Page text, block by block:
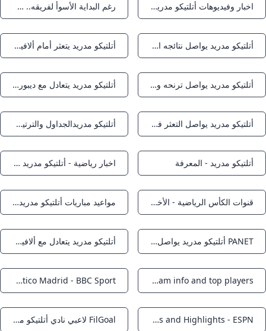
Notifications اخبار وفيديوهات أتلتيكو مدريد - بطولات Notifications رغم البداية الأسوأ لفريقه.. سيميوني غير قلق بشأن أتلتيكو مدريد القاهرة الاخبارية
Notifications أتلتيكو مدريد يواصل نتائجه السلبية بالتعادل أمام ألافيس في الدوري الإسباني - اليوم السابع Notifications أتلتيكو مدريد يتعثر أمام ألافيس ويواصل نزيف النقاط في الليغا - العالم الرياضي
Notifications أتلتيكو مدريد يواصل ترنحه ويسقط في فخ التعادل أمام ألافيس Notifications أتلتيكو مدريد يتعادل مع ديبورتيفو ألافيس في الدوري الإسباني - هبة سبورهبة سبور
Notifications أتلتيكو مدريد يواصل التعثر في الدوري الإسباني بتعادل أمام ديبورتيفو ألافيس Notifications أتلتيكو مدريدالجداول والترتيب - 2025/2026 العربية Goal.com
Notifications
أتلتيكو مدريد - المعرفة Notifications اخبار رياضية - أتلتيكو مدريد يواصل التخبط في الليجا
Notifications قنوات الكأس الرياضية - الأخبار - أتلتيكو مدريد يحقق انتصارا كبيرا على ريال مدريد Notifications مواعيد مباريات أتلتيكو مدريد القادمه - بطولات
Notifications PANET أتلتيكو مدريد يواصل نزيف النقاط بالتعادل مع ألافيس Notifications أتلتيكو مدريد يتعادل مع ألافيس 1-1 في الدوري الإسباني الهيئة الوطنية للإعلام
Notifications
Atletico Madrid - fixtures team info and top players
Notifications
Atlético Madrid - BBC Sport
Notifications
Atlético Madrid Scores Stats and Highlights - ESPN
Notifications FilGoal لاعبي نادي أتلتيكو مدريد - إسبانيا